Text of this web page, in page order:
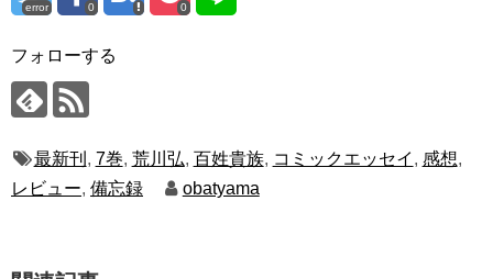
error 0 0
フォローする
最新刊 , 7巻, 荒川弘, 百姓貴族, コミックエッセイ , 感想,
レビュー, 備忘録 obatyama